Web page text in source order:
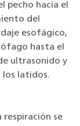
pecho hacia el
del
esofágico,
hasta el
ultrasonido y
los latidos.
respiración se